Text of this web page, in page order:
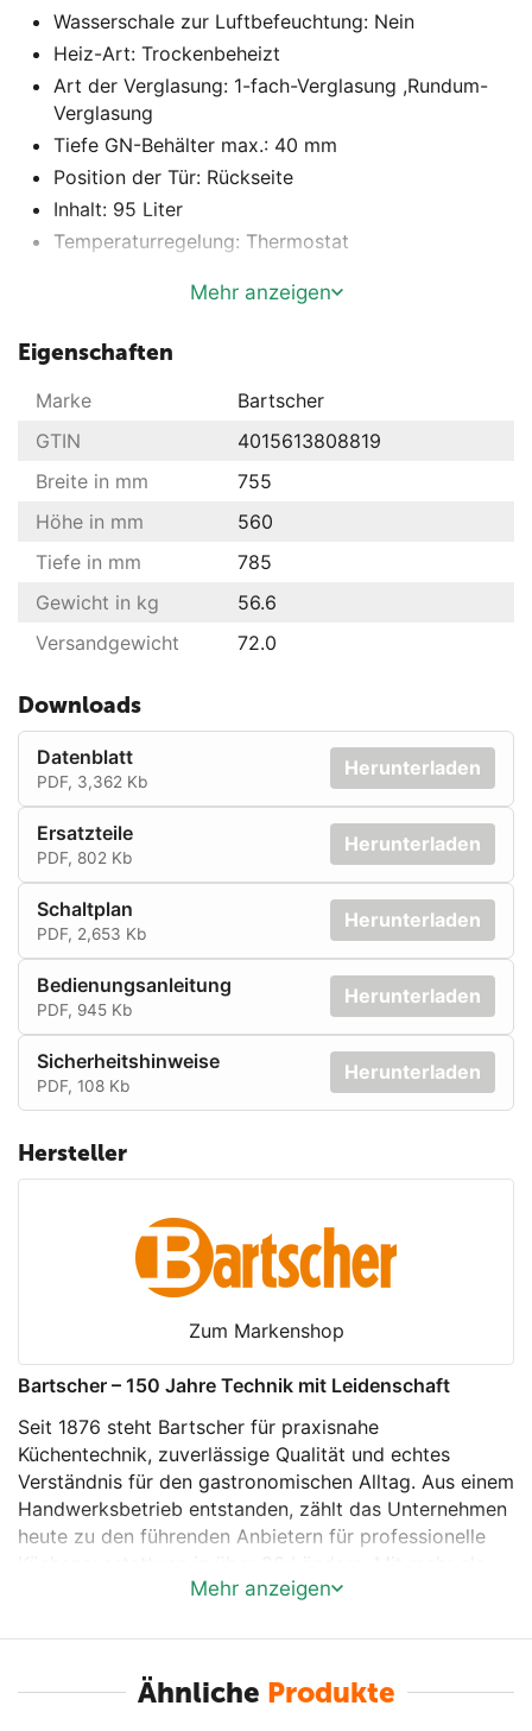
Wasserschale zur Luftbefeuchtung: Nein
Heiz-Art: Trockenbeheizt
Art der Verglasung: 1-fach-Verglasung ,Rundum-
Verglasung
Tiefe GN-Behälter max.: 40 mm
Position der Tür: Rückseite
Inhalt: 95 Liter
Temperaturregelung: Thermostat
Zwischenablagen höhenverstellbar: Nein
Kontrollleuchte: Aufheizen ,In Betrieb
Gastronorm: 2 x 1/1 GN
Tiefe Zwischenablage: 325 mm
Steuerung: Knebel
Breite Zwischenablage: 580 mm
Spannung: 230 V
Anzahl der Zwischenablagen: 1
Mehr anzeigen
Eigenschaften
Marke
Bartscher
GTIN
4015613808819
Breite in mm
755
Höhe in mm
560
Tiefe in mm
785
Gewicht in kg
56.6
Versandgewicht
72.0
Downloads
Datenblatt
PDF, 3,362 Kb
Herunterladen
Ersatzteile
PDF, 802 Kb
Herunterladen
Schaltplan
PDF, 2,653 Kb
Herunterladen
Bedienungsanleitung
PDF, 945 Kb
Herunterladen
Sicherheitshinweise
PDF, 108 Kb
Herunterladen
Hersteller
Zum Markenshop
Bartscher – 150 Jahre Technik mit Leidenschaft
Seit 1876 steht Bartscher für praxisnahe
Küchentechnik, zuverlässige Qualität und echtes
Verständnis für den gastronomischen Alltag. Aus einem
Handwerksbetrieb entstanden, zählt das Unternehmen
heute zu den führenden Anbietern für professionelle
150 Jahren Erfahrung entwickelt Bartscher Lösungen,
den Küchenalltag spürbar erleichtern – in enger
Zusammenarbeit mit Köchen, Planern und
Fachhändlern.
Mehr anzeigen
Ähnliche Produkte